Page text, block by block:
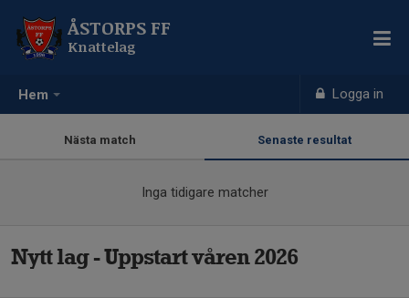
Hem Logga in
ÅSTORPS FF
Knattelag
Nästa match Senaste resultat
Inga tidigare matcher
Nytt lag - Uppstart våren 2026